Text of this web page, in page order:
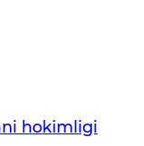
hokimligi